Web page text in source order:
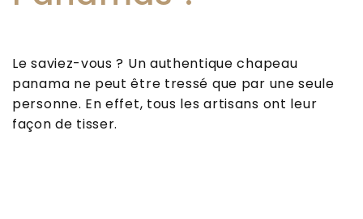
Le saviez-vous ? Un authentique chapeau
panama ne peut être tressé que par une seule
personne. En effet, tous les artisans ont leur
façon de tisser.